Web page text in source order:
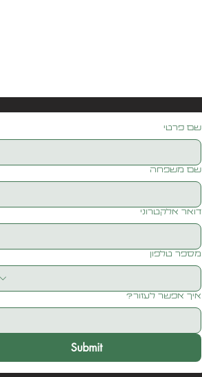
שם פרטי
שם משפחה
דואר אלקטרוני
מספר טלפון
איך אפשר לעזור?
Submit